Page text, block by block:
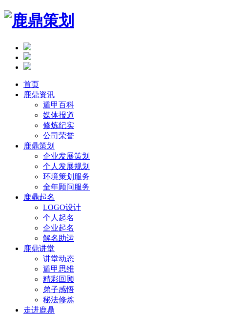
首页
鹿鼎资讯
遁甲百科
媒体报道
修炼纪实
公司荣誉
鹿鼎策划
企业发展策划
个人发展规划
环境策划服务
全年顾问服务
鹿鼎起名
LOGO设计
个人起名
企业起名
解名助运
鹿鼎讲堂
讲堂动态
遁甲思维
精彩回顾
弟子感悟
秘法修炼
走进鹿鼎